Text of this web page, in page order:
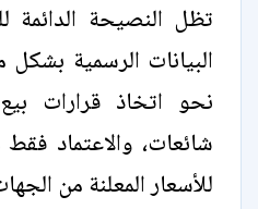
تظل النصيحة الدائمة
البيانات الرسمية
نحو اتخاذ قرارات
شائعات، والاعتماد
للأسعار المعلنة من